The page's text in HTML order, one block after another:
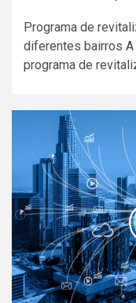
Programa de
diferentes bairros A
programa de